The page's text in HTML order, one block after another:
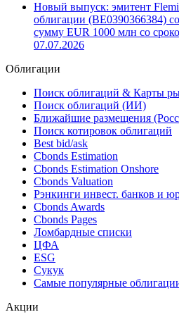
Новый выпуск: эмитент
облигации (BE0390366384)
сумму EUR 1000 млн со
07.07.2026
Облигации
Поиск облигаций & Карты
Поиск облигаций (ИИ)
Ближайшие размещения
Поиск котировок облигаций
Best bid/ask
Cbonds Estimation
Cbonds Estimation Onshore
Cbonds Valuation
Рэнкинги инвест. банков и
Cbonds Awards
Cbonds Pages
Ломбардные списки
ЦФА
ESG
Сукук
Самые популярные
Акции